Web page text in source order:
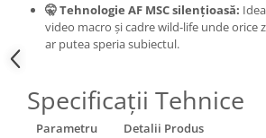
🤫 Tehnologie AF MSC silențioasă:
video macro și cadre wild-life unde orice
ar putea speria subiectul.
Specificații Tehnice
Parametru
Detalii Produs